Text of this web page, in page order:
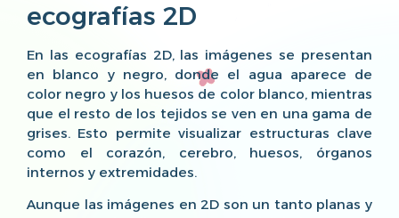
ecografías 2D
En las ecografías 2D, las imágenes se presentan
en blanco y negro, donde el agua aparece de
color negro y los huesos de color blanco, mientras
que el resto de los tejidos se ven en una gama de
grises. Esto permite visualizar estructuras clave
como el corazón, cerebro, huesos, órganos
internos y extremidades.
Aunque las imágenes en 2D son un tanto planas y